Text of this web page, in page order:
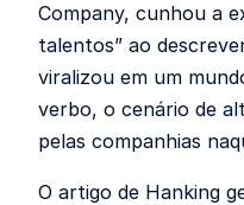
Company, cunhou a
talentos” ao
viralizou em um
verbo, o cenário de
pelas companhias
O artigo de Hanking